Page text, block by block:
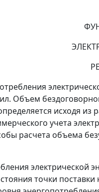
Объем
исходя
учета
расчета объема
электрической
точки